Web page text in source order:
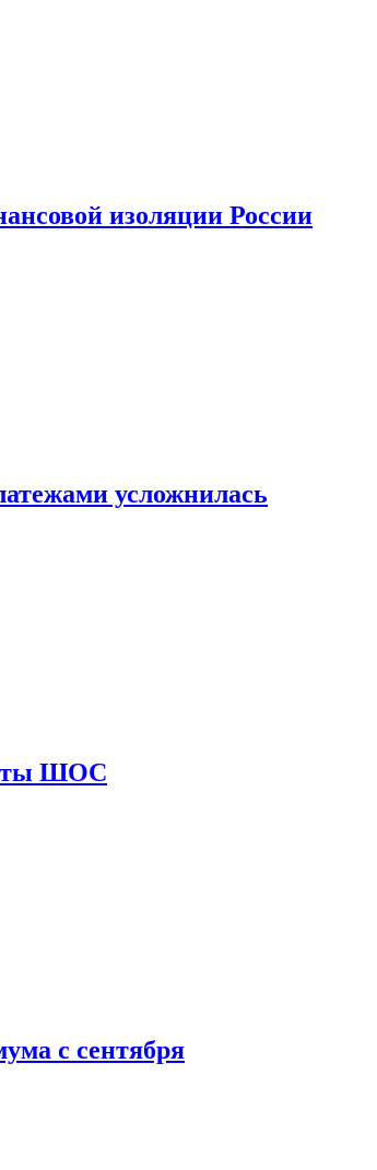
изоляции России
усложнилась
ШОС
с сентября